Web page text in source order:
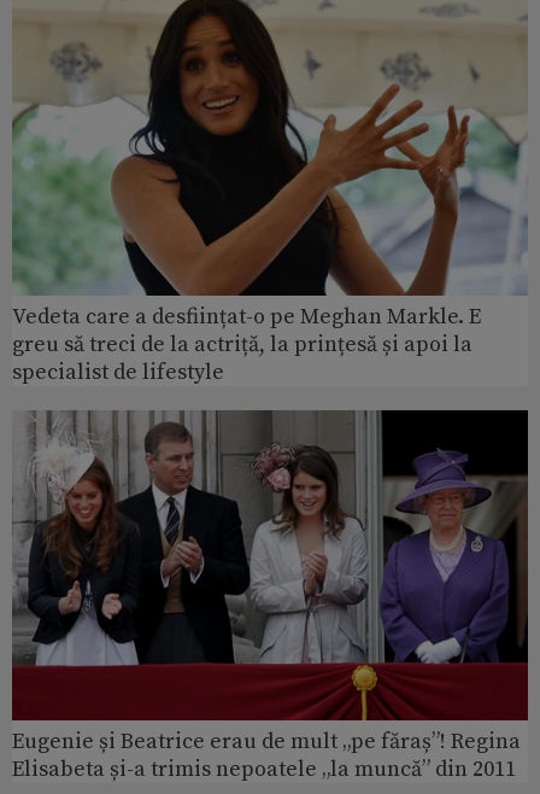
Vedeta care a desființat-o pe Meghan Markle. E
greu să treci de la actriță, la prințesă și apoi la
specialist de lifestyle
Eugenie și Beatrice erau de mult „pe făraș”! Regina
Elisabeta și-a trimis nepoatele „la muncă” din 2011